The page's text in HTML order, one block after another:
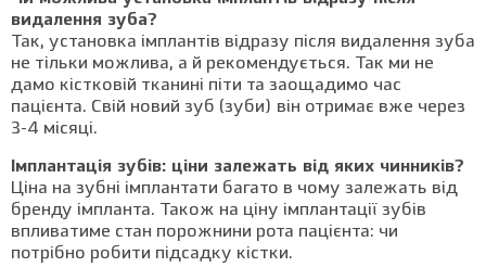
видалення зуба?
Так, установка імплантів відразу після видалення зуба
не тільки можлива, а й рекомендується. Так ми не
дамо кістковій тканині піти та заощадимо час
пацієнта. Свій новий зуб (зуби) він отримає вже через
3-4 місяці.
Імплантація зубів: ціни залежать від яких чинників?
Ціна на зубні імплантати багато в чому залежать від
бренду імпланта. Також на ціну імплантації зубів
впливатиме стан порожнини рота пацієнта: чи
потрібно робити підсадку кістки.